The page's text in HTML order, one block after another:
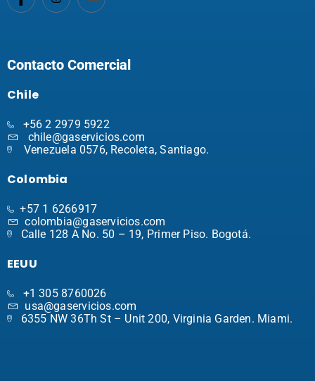
Contacto Comercial
Chile
+56 2 2979 5922
chile@gaservicios.com
Venezuela 0576, Recoleta, Santiago.
Colombia
+57 1 6266917
colombia@gaservicios.com
Calle 128 A No. 50 – 19, Primer Piso. Bogotá.
EEUU
+1 305 8760026
usa@gaservicios.com
6355 NW 36Th St – Unit 200, Virginia Garden. Miami.